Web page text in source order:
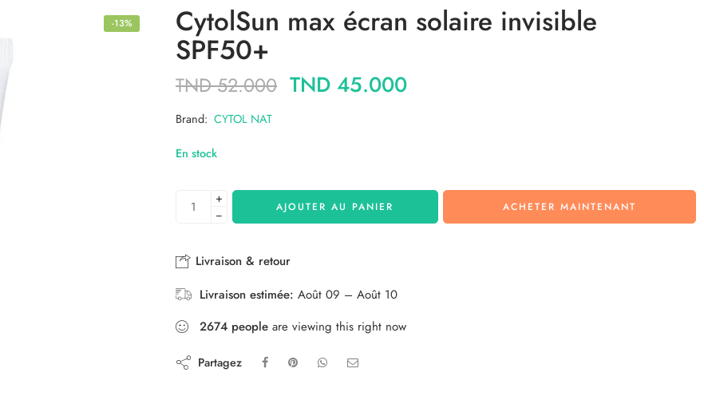
-13% CytolSun max écran solaire invisible
SPF50+
TND52.000 TND 45.000
Brand: CYTOL NAT
En stock
+
−
AJOUTER AU PANIER ACHETER MAINTENANT
Livraison & retour
Livraison estimée: Août 09 – Août 10
2674 people are viewing this right now
Partagez